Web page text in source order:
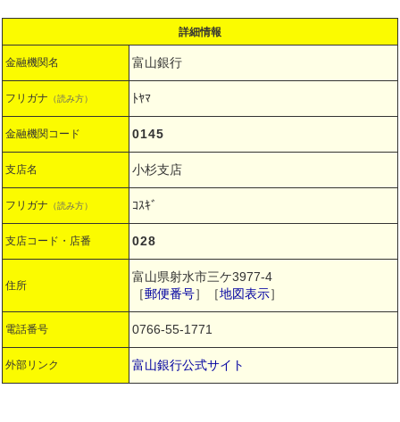
詳細情報
金融機関名 富山銀行
フリガナ （読み方） ﾄﾔﾏ
金融機関コード 0145
支店名 小杉支店
フリガナ （読み方） ｺｽｷﾞ
支店コード・店番 028
住所
富山県射水市三ケ3977-4
［郵便番号］［地図表示］
電話番号 0766-55-1771
外部リンク 富山銀行公式サイト